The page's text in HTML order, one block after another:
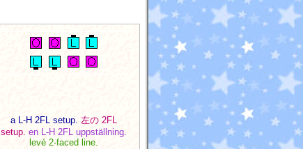
a L-H 2FL setup. 左の 2FL
setup. en L-H 2FL uppställning.
levé 2-faced line.